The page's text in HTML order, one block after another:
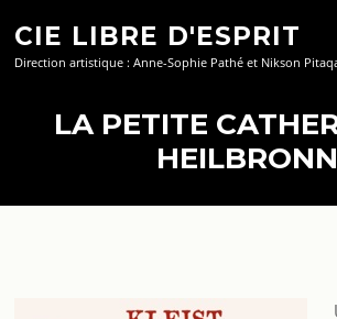
contenu
CIE LIBRE D'ESPRIT
Direction artistique : Anne-Sophie Pathé et Nikson
LA PETITE
HEILBRONN